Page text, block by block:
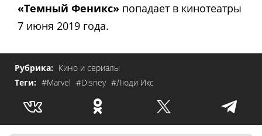
«Темный Феникс» попадает в кинотеатры
7 июня 2019 года.
Рубрика: Кино и сериалы
Теги: #Marvel #Disney #Люди Икс